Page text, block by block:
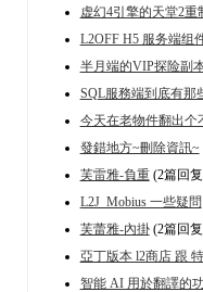
虚幻4引擎的天堂2
L2OFF H5 服务端组
半月端的VIP探险副
SQL服務端到底有那
今天在老物件翻出个
發錯地方~刪除資訊~
芙雷雅-負重(2篇回
L2J_Mobius 一些疑問
芙蕾雅-內掛(2篇回
亞丁版本 l2商店 跟
智能 AI 用於翻譯的